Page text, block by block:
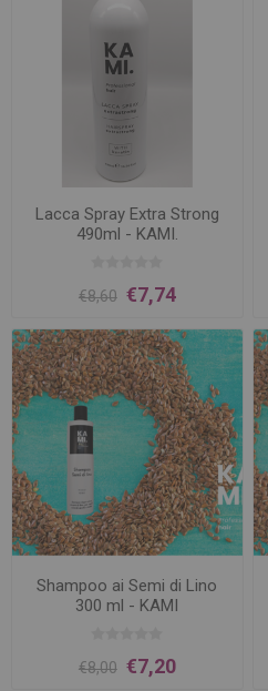
Lacca Spray Extra Strong
490ml - KAMI.
€8,60 €7,74
Shampoo ai Semi di Lino
300 ml - KAMI
€8,00 €7,20